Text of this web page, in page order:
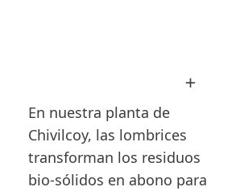
Abrir
imagen
En nuestra planta de
Chivilcoy, las lombrices
transforman los residuos
bio-sólidos en abono para